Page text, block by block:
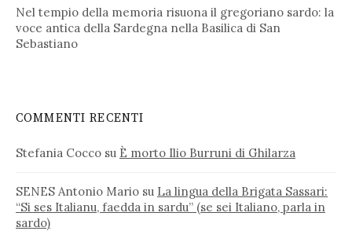
Nel tempio della memoria risuona il gregoriano sardo: la
voce antica della Sardegna nella Basilica di San
Sebastiano
COMMENTI RECENTI
Stefania Cocco su È morto Ilio Burruni di Ghilarza
SENES Antonio Mario su La lingua della Brigata Sassari:
“Si ses Italianu, faedda in sardu” (se sei Italiano, parla in
sardo)